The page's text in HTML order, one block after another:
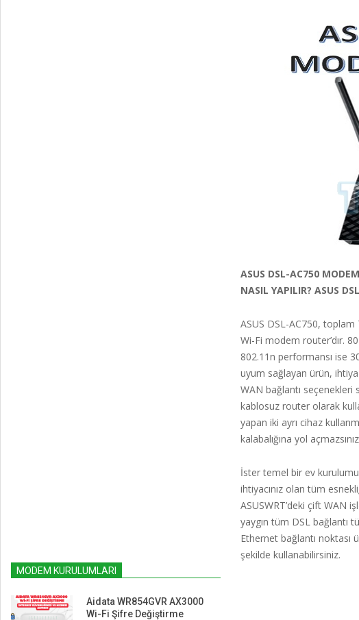
ASUS DSL-AC750
NASIL YAPILIR? ASUS
ASUS DSL-AC750, toplam
Wi-Fi modem router’dır.
802.11n performansı ise
uyum sağlayan ürün,
WAN bağlantı
kablosuz router olarak
yapan iki ayrı cihaz
kalabalığına yol
İster temel bir ev
ihtiyacınız olan tüm
ASUSWRT’deki çift WAN
yaygın tüm DSL bağlantı
Ethernet bağlantı noktası
şekilde kullanabilirsiniz.
MODEM KURULUMLARI
Aidata WR854GVR AX3000
Wi-Fi Şifre Değiştirme